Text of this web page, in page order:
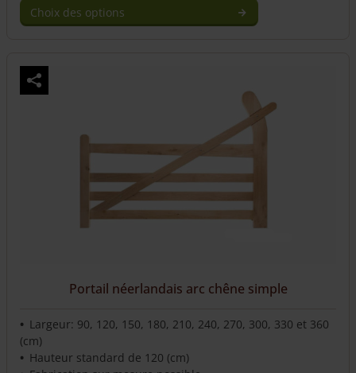
Choix des options
Portail néerlandais arc chêne simple
Largeur: 90, 120, 150, 180, 210, 240, 270, 300, 330 et 360
(cm)
Hauteur standard de 120 (cm)